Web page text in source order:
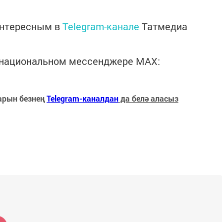
вTelegram-канале Татмедиа
мессенджере MАХ:
безнеңTelegram-каналданда белә аласыз